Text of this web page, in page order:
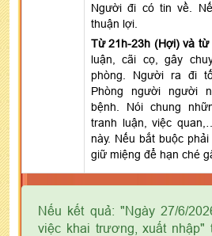
Người đi có tin về.
thuận lợi.
Từ 21h-23h (Hợi) và từ
luận, cãi cọ, gây
phòng. Người ra đi
Phòng người người
bệnh. Nói chung
tranh luận, việc
này. Nếu bắt buộc
giữ miệng để hạn ché
Nếu kết quả: "Ngày 27/6/
việc khai trương, xuất nhập"